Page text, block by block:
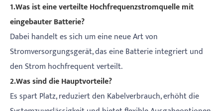
1.Was ist eine verteilte Hochfrequenzstromquelle mit
eingebauter Batterie?
Dabei handelt es sich um eine neue Art von
Stromversorgungsgerät, das eine Batterie integriert und
den Strom hochfrequent verteilt.
2.Was sind die Hauptvorteile?
Es spart Platz, reduziert den Kabelverbrauch, erhöht die